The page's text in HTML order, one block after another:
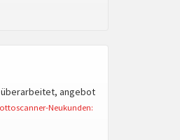
angebot
Neukunden: